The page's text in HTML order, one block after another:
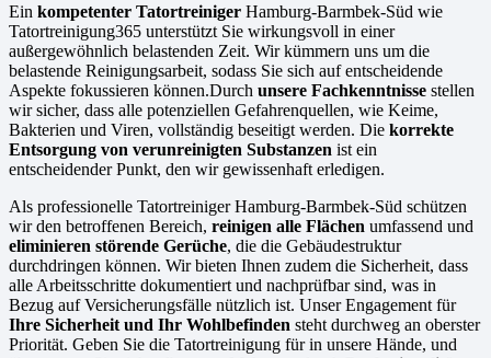
Ein kompetenter Tatortreiniger Hamburg-Barmbek-Süd wie
Tatortreinigung365 unterstützt Sie wirkungsvoll in einer
außergewöhnlich belastenden Zeit. Wir kümmern uns um die
belastende Reinigungsarbeit, sodass Sie sich auf entscheidende
Aspekte fokussieren können.Durch unsere Fachkenntnisse stellen
wir sicher, dass alle potenziellen Gefahrenquellen, wie Keime,
Bakterien und Viren, vollständig beseitigt werden. Die korrekte
Entsorgung von verunreinigten Substanzen ist ein
entscheidender Punkt, den wir gewissenhaft erledigen.
Als professionelle Tatortreiniger Hamburg-Barmbek-Süd schützen
wir den betroffenen Bereich, reinigen alle Flächen umfassend und
eliminieren störende Gerüche, die die Gebäudestruktur
durchdringen können. Wir bieten Ihnen zudem die Sicherheit, dass
alle Arbeitsschritte dokumentiert und nachprüfbar sind, was in
Bezug auf Versicherungsfälle nützlich ist. Unser Engagement für
Ihre Sicherheit und Ihr Wohlbefinden steht durchweg an oberster
Priorität. Geben Sie die Tatortreinigung für in unsere Hände, und